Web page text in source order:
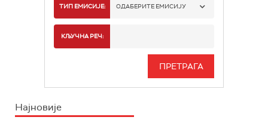
РАДИО БЕОГРАД 1
РАДИО БЕОГРАД 3
ТИП ЕМИСИЈЕ: ОДАБЕРИТЕ ЕМИСИЈУ
ИНФО
КЉУЧНА РЕЧ:
Најновије